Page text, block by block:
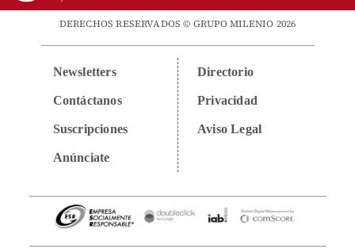
DERECHOS RESERVADOS © GRUPO MILENIO 2026
Newsletters
Contáctanos
Suscripciones
Anúnciate
Directorio
Privacidad
Aviso Legal